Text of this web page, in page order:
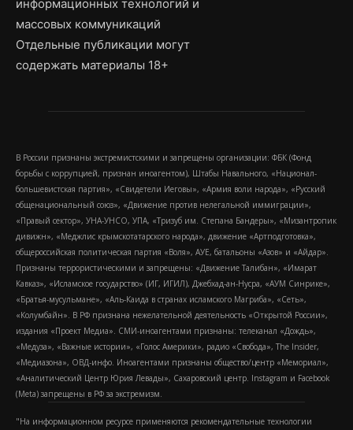
информационных технологий и
массовых коммуникаций
Отдельные публикации могут
содержать материалы 18+
В России признаны экстремистскими и запрещены организации: ФБК (Фонд
борьбы с коррупцией, признан иноагентом), Штабы Навального, «Национал-
большевистская партия», «Свидетели Иеговы», «Армия воли народа», «Русский
общенациональный союз», «Движение против нелегальной иммиграции»,
«Правый сектор», УНА-УНСО, УПА, «Тризуб им. Степана Бандеры», «Мизантропик
дивижн», «Меджлис крымскотатарского народа», движение «Артподготовка»,
общероссийская политическая партия «Воля», АУЕ, батальоны «Азов» и «Айдар».
Признаны террористическими и запрещены: «Движение Талибан», «Имарат
Кавказ», «Исламское государство» (ИГ, ИГИЛ), Джебхад-ан-Нусра, «АУМ Синрике»,
«Братья-мусульмане», «Аль-Каида в странах исламского Магриба», «Сеть»,
«Колумбайн». В РФ признана нежелательной деятельность «Открытой России»,
издания «Проект Медиа». СМИ-иноагентами признаны: телеканал «Дождь»,
«Медуза», «Важные истории», «Голос Америки», радио «Свобода», The Insider,
«Медиазона», ОВД-инфо. Иноагентами признаны общество/центр «Мемориал»,
«Аналитический Центр Юрия Левады», Сахаровский центр. Instagram и Facebook
(Metа) запрещены в РФ за экстремизм.
"На информационном ресурсе применяются рекомендательные технологии